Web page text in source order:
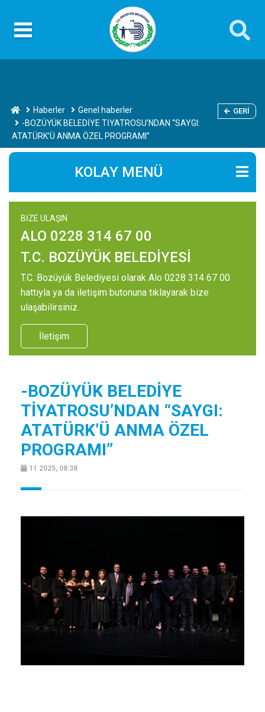
Haberler
Genel haberler
-BOZÜYÜK BELEDİYE TİYATROSU’NDAN “SAYGI:
ATATÜRK’Ü ANMA ÖZEL PROGRAMI”
GERI
KOLAY MENÜ
BİZE ULAŞIN
ALO 0228 314 67 00
T.C. BOZÜYÜK BELEDİYESİ
T.C. Bozüyük Belediyesi olarak Alo 0228 314 67 00
hattıyla ya da iletişim butonuna tıklayarak bize
ulaşabilirsiniz.
İletişim
-BOZÜYÜK BELEDİYE
TİYATROSU’NDAN “SAYGI:
ATATÜRK’Ü ANMA ÖZEL
PROGRAMI”
11 2025, 08:38